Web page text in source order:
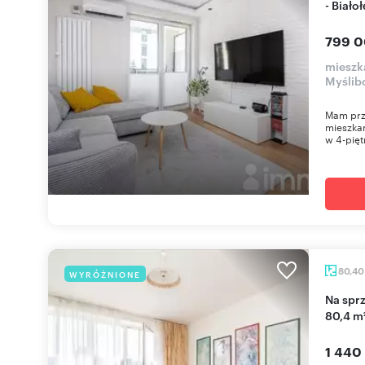
-
799
Mam
w 4-
WYRÓŻNIONE 80,40
Na sprzedaż przestronne 4-pokojowe mieszkanie
80,4
1 440